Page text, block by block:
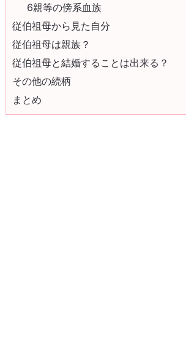
6親等の傍系血族
従伯祖母から見た自分
従伯祖母は親族？
従伯祖母と結婚することは出来る？
その他の続柄
まとめ